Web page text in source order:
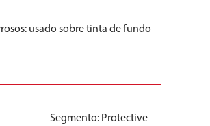
usado sobre tinta de fundo
Segmento: Protective